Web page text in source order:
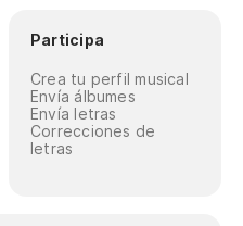
Participa
Crea tu perfil musical
Envía álbumes
Envía letras
Correcciones de
letras